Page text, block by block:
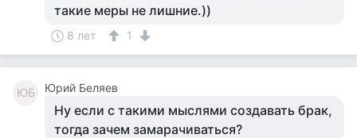
такие меры не лишние.))
8 лет 1
ЮБ Юрий Беляев
Ну если с такими мыслями создавать брак,
тогда зачем замарачиваться?